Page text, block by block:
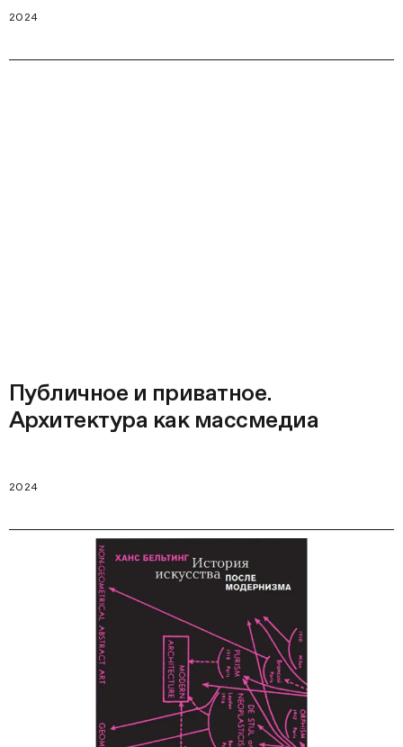
2024
Публичное и приватное.
Архитектура как массмедиа
2024